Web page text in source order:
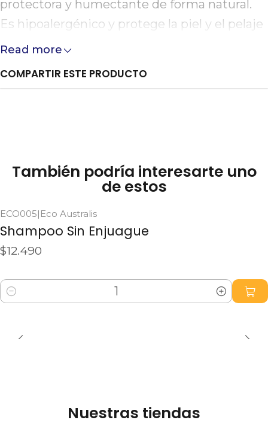
protectora y humectante de forma natural.
Es hipoalergénico y protege la piel y el pelaje
de las mascotas. Aplique el Shampoo
Dejar actuar unos minutos antes de
enjuagar, luego secar.
Read more
COMPARTIR ESTE PRODUCTO
También podría interesarte uno
de estos
ECO005| Eco Australis
Shampoo Sin Enjuague
$12.490
Cantidad
Nuestras tiendas